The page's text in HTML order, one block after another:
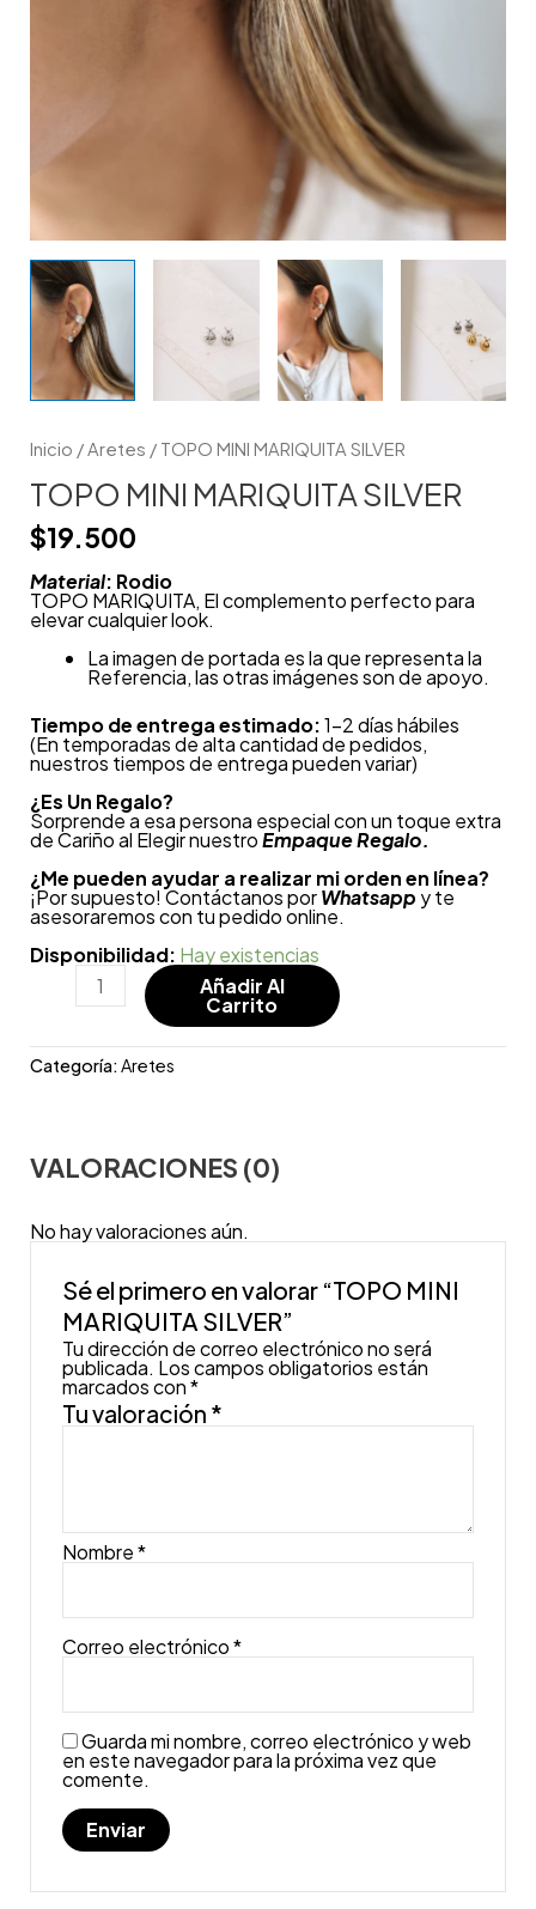
Inicio / Aretes / TOPO MINI MARIQUITA SILVER
TOPO MINI MARIQUITA SILVER
$19.500
Material: Rodio
TOPO MARIQUITA, El complemento perfecto para
elevar cualquier look.
La imagen de portada es la que representa la
Referencia, las otras imágenes son de apoyo.
Tiempo de entrega estimado:1-2 días hábiles
(En temporadas de alta cantidad de pedidos,
nuestros tiempos de entrega pueden variar)
¿Es Un Regalo?
Sorprende a esa persona especial con un toque extra
de Cariño al Elegir nuestroEmpaque Regalo.
¿Me pueden ayudar a realizar mi orden en línea?
¡Por supuesto! Contáctanos porWhatsapp y te
asesoraremos con tu pedido online.
Disponibilidad: Hay existencias
Añadir Al
Carrito
Categoría:Aretes
VALORACIONES (0)
No hay valoraciones aún.
Sé el primero en valorar “TOPO MINI
MARIQUITA SILVER”
Tu dirección de correo electrónico no será
publicada. Los campos obligatorios están
marcados con*
Tu valoración *
Nombre*
Correo electrónico*
Guarda mi nombre, correo electrónico y web
en este navegador para la próxima vez que
comente.